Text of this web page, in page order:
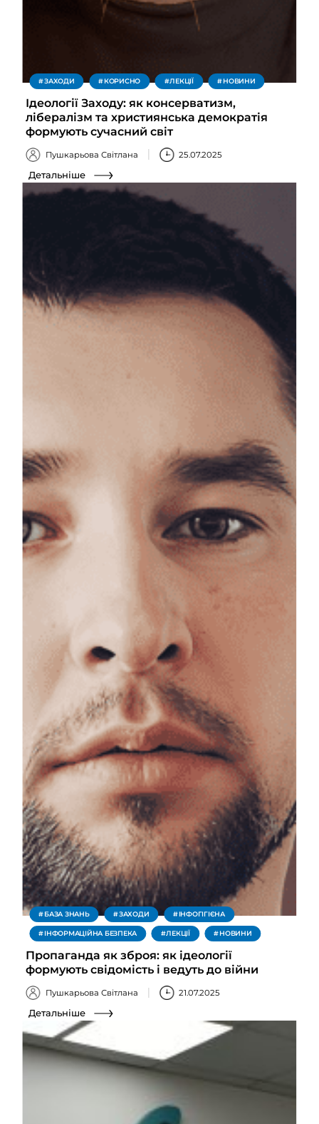
ЗАХОДИ КОРИСНО ЛЕКЦІЇ НОВИНИ
Ідеології Заходу: як консерватизм,
лібералізм та християнська демократія
формують сучасний світ
Пушкарьова Світлана 25.07.2025
Детальніше
БАЗА ЗНАНЬ ЗАХОДИ ІНФОГІГІЄНА
ІНФОРМАЦІЙНА БЕЗПЕКА ЛЕКЦІЇ НОВИНИ
Пропаганда як зброя: як ідеології
формують свідомість і ведуть до війни
Пушкарьова Світлана 21.07.2025
Детальніше